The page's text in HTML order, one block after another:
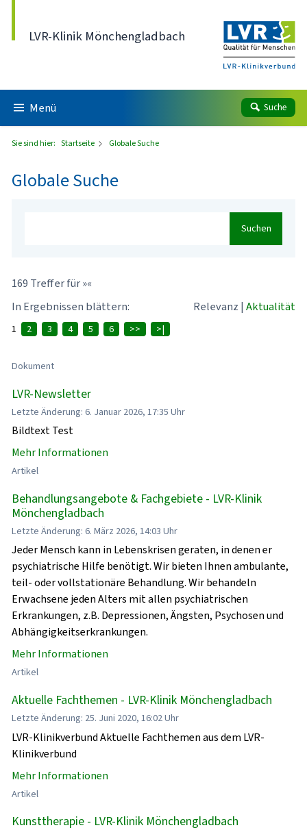
LVR-Klinik Mönchengladbach
Menü Suche
Sie sind hier: Startseite Globale Suche
Globale Suche
Suchen
169 Treffer für »«
In Ergebnissen blättern:
Relevanz | Aktualität
1 2 3 4 5 6 >> >|
Dokument
LVR-Newsletter
Letzte Änderung: 6. Januar 2026, 17:35 Uhr
Bildtext Test
Mehr Informationen
Artikel
Behandlungsangebote & Fachgebiete - LVR-Klinik
Mönchengladbach
Letzte Änderung: 6. März 2026, 14:03 Uhr
Jeder Mensch kann in Lebenskrisen geraten, in denen er
psychiatrische Hilfe benötigt. Wir bieten Ihnen ambulante,
teil- oder vollstationäre Behandlung. Wir behandeln
Erwachsene jeden Alters mit allen psychiatrischen
Erkrankungen, z.B. Depressionen, Ängsten, Psychosen und
Abhängigkeitserkrankungen.
Mehr Informationen
Artikel
Aktuelle Fachthemen - LVR-Klinik Mönchengladbach
Letzte Änderung: 25. Juni 2020, 16:02 Uhr
LVR-Klinikverbund Aktuelle Fachthemen aus dem LVR-
Klinikverbund
Mehr Informationen
Artikel
Kunsttherapie - LVR-Klinik Mönchengladbach